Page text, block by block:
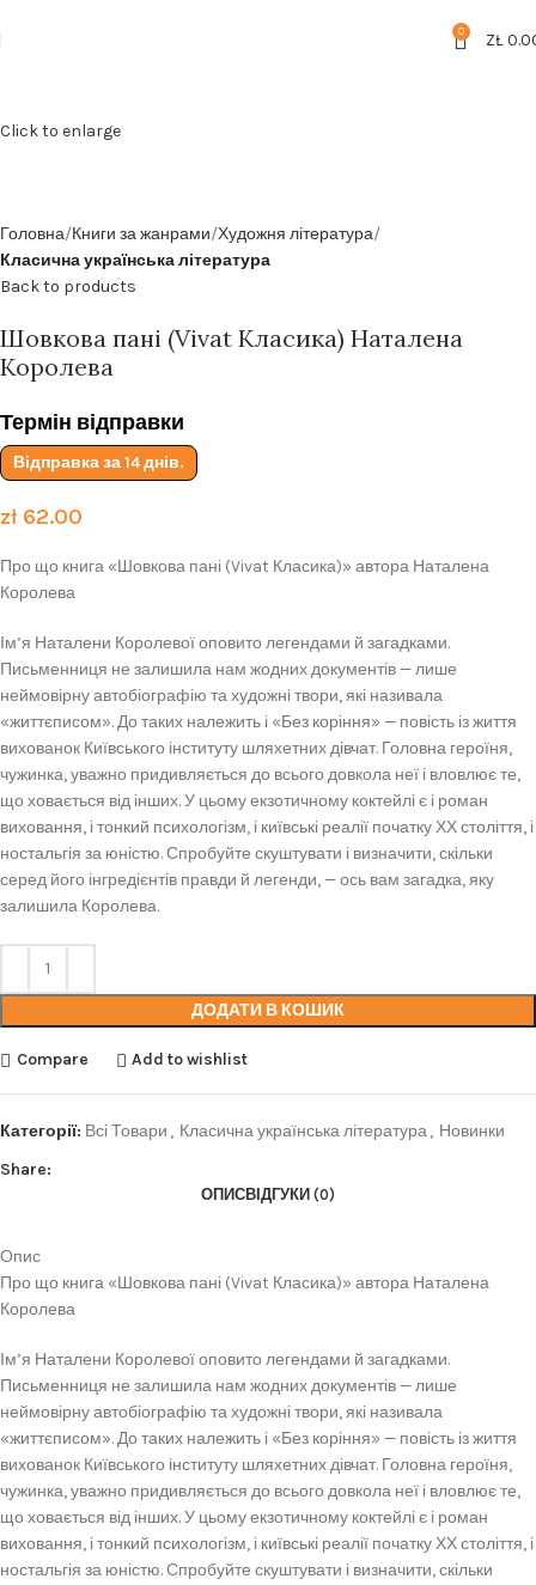
0 ZŁ
Click to enlarge
Головна Книги за жанрами Художня література
Класична українська література
Back to products
Шовкова пані (Vivat Класика) Наталена
Королева
Термін відправки
Відправка за 14 днів.
zł62.00
Про що книга «Шовкова пані (Vivat Класика)» автора Наталена
Королева
Ім’я Наталени Королевої оповито легендами й загадками.
Письменниця не залишила нам жодних документів — лише
неймовірну автобіографію та художні твори, які називала
«життєписом». До таких належить і «Без коріння» — повість із життя
вихованок Київського інституту шляхетних дівчат. Головна героїня,
чужинка, уважно придивляється до всього довкола неї і вловлює те,
що ховається від інших. У цьому екзотичному коктейлі є і роман
виховання, і тонкий психологізм, і київські реалії початку ХХ століття, і
ностальгія за юністю. Спробуйте скуштувати і визначити, скільки
серед його інгредієнтів правди й легенди, — ось вам загадка, яку
залишила Королева.
ДОДАТИ В КОШИК
Compare Add to wishlist
Категорії: Всі Товари , Класична українська література, Новинки
Share:
ОПИСВІДГУКИ (0)
Опис
Про що книга «Шовкова пані (Vivat Класика)» автора Наталена
Королева
Ім’я Наталени Королевої оповито легендами й загадками.
Письменниця не залишила нам жодних документів — лише
неймовірну автобіографію та художні твори, які називала
«життєписом». До таких належить і «Без коріння» — повість із життя
вихованок Київського інституту шляхетних дівчат. Головна героїня,
чужинка, уважно придивляється до всього довкола неї і вловлює те,
що ховається від інших. У цьому екзотичному коктейлі є і роман
виховання, і тонкий психологізм, і київські реалії початку ХХ століття, і
ностальгія за юністю. Спробуйте скуштувати і визначити, скільки